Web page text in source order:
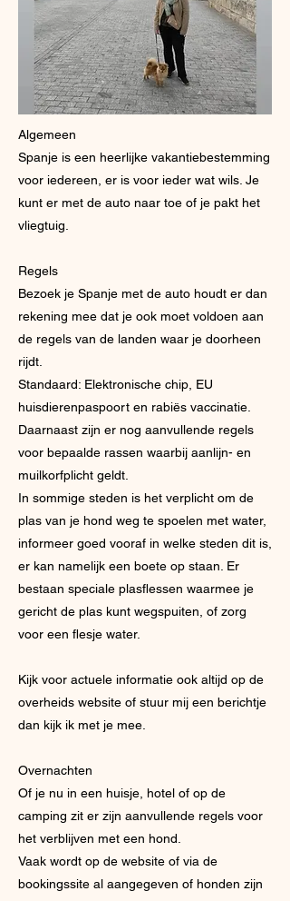
Algemeen
Spanje is een heerlijke vakantiebestemming
voor iedereen, er is voor ieder wat wils. Je
kunt er met de auto naar toe of je pakt het
vliegtuig.
Regels
Bezoek je Spanje met de auto houdt er dan
rekening mee dat je ook moet voldoen aan
de regels van de landen waar je doorheen
rijdt.
Standaard: Elektronische chip, EU
huisdierenpaspoort en rabiës vaccinatie.
Daarnaast zijn er nog aanvullende regels
voor bepaalde rassen waarbij aanlijn- en
muilkorfplicht geldt.
In sommige steden is het verplicht om de
plas van je hond weg te spoelen met water,
informeer goed vooraf in welke steden dit is,
er kan namelijk een boete op staan. Er
bestaan speciale plasflessen waarmee je
gericht de plas kunt wegspuiten, of zorg
voor een flesje water.
Kijk voor actuele informatie ook altijd op de
overheids website of stuur mij een berichtje
dan kijk ik met je mee.
Overnachten
Of je nu in een huisje, hotel of op de
camping zit er zijn aanvullende regels voor
het verblijven met een hond.
Vaak wordt op de website of via de
bookingssite al aangegeven of honden zijn